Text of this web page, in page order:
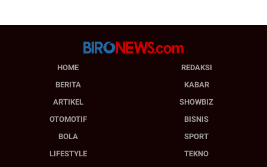
HOME
REDAKSI
BERITA
KABAR
ARTIKEL
SHOWBIZ
OTOMOTIF
BISNIS
BOLA
SPORT
LIFESTYLE
TEKNO